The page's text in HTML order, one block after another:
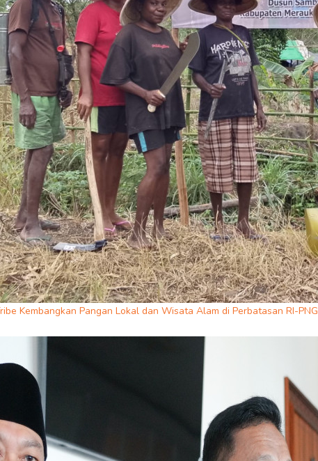
Kembangkan Pangan Lokal dan Wisata Alam di Perbatasan RI-PNG